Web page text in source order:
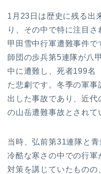
1月23日は歴史に残る出
り、その中で特に注目
甲田雪中行軍遭難事件
師団の歩兵第5連隊が八
中に遭難し、死者199名
た悲劇です。冬季の軍
出した事故であり、近
の山岳遭難事故とされて
当時、弘前第31連隊と
冷酷な寒さの中での行軍
対策を講じていたもの